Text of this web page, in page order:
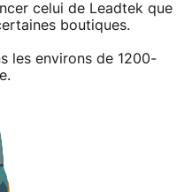
celui de Leadtek que
boutiques.
les environs de 1200-